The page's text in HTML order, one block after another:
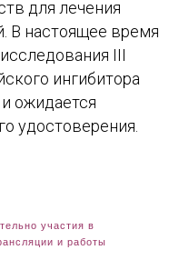
для лечения
В настоящее время
III
ингибитора
ожидается
удостоверения.
Санкт-Петербург, п.
ул. Связи, д. 34, лит. А
участия в
и работы